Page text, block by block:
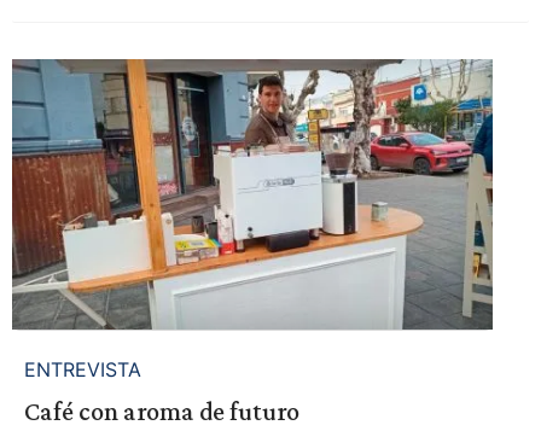
ENTREVISTA
Café con aroma de futuro